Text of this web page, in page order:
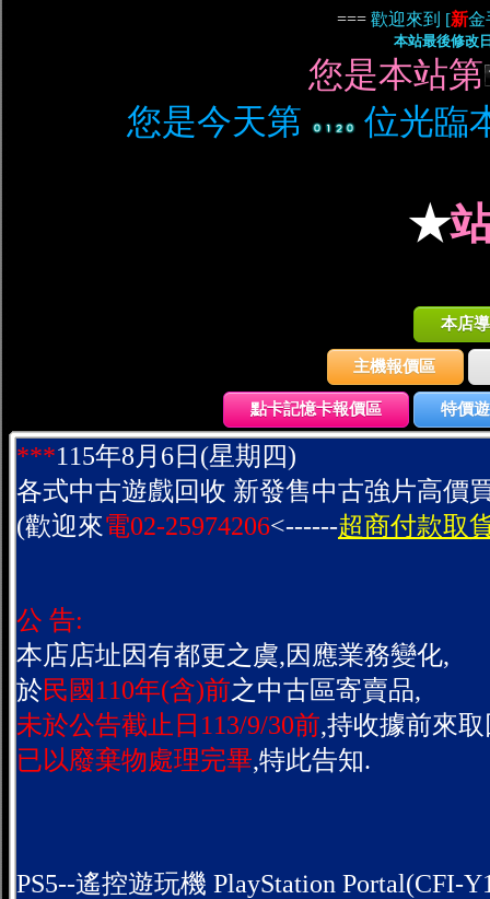
===歡迎來到 [新
本站最後修改
您是本站第
您是今天第
位光臨
★
本店
主機報價區
點卡記憶卡報價區 特價
***115年8月6日(星期四)
各式中古遊戲回收 新發售中古強片高價
(歡迎來電02-25974206<------超商付款取
公 告:
本店店址因有都更之虞,因應業務變化,
於民國110年(含)前之中古區寄賣品,
未於公告截止日113/9/30前,持收據前來
已以廢棄物處理完畢,特此告知.
PS5--遙控遊玩機 PlayStation Portal(CFI-